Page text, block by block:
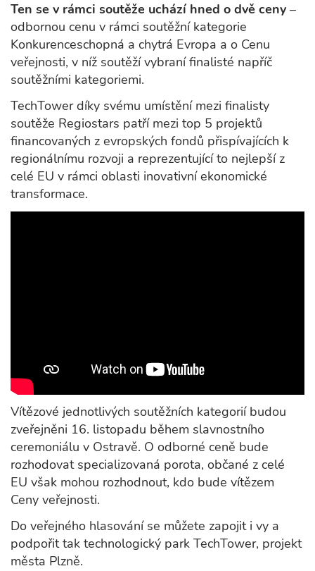
Ten se v rámci soutěže uchází hned o dvě ceny –
odbornou cenu v rámci soutěžní kategorie
Konkurenceschopná a chytrá Evropa a o Cenu
veřejnosti, v níž soutěží vybraní finalisté napříč
soutěžními kategoriemi.
TechTower díky svému umístění mezi finalisty
soutěže Regiostars patří mezi top 5 projektů
financovaných z evropských fondů přispívajících k
regionálnímu rozvoji a reprezentující to nejlepší z
celé EU v rámci oblasti inovativní ekonomické
transformace.
Vítězové jednotlivých soutěžních kategorií budou
zveřejněni 16. listopadu během slavnostního
ceremoniálu v Ostravě. O odborné ceně bude
rozhodovat specializovaná porota, občané z celé
EU však mohou rozhodnout, kdo bude vítězem
Ceny veřejnosti.
Do veřejného hlasování se můžete zapojit i vy a
podpořit tak technologický park TechTower, projekt
města Plzně.